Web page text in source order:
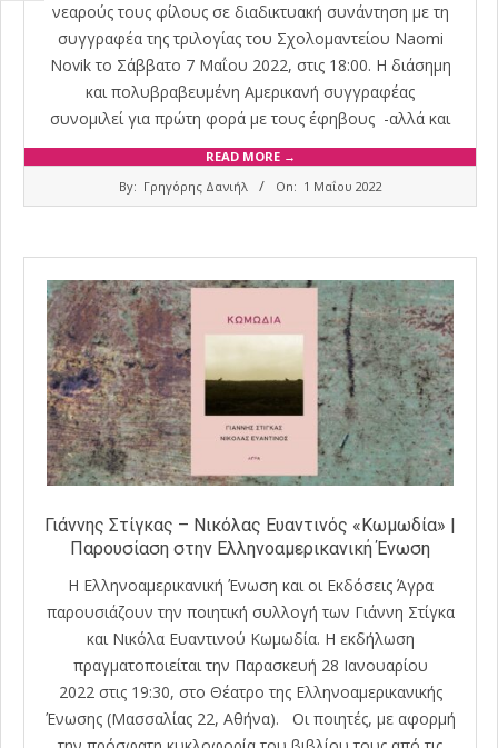
νεαρούς τους φίλους σε διαδικτυακή συνάντηση με τη
συγγραφέα της τριλογίας του Σχολομαντείου Naomi
Novik το Σάββατο 7 Μαΐου 2022, στις 18:00. Η διάσημη
και πολυβραβευμένη Αμερικανή συγγραφέας
συνομιλεί για πρώτη φορά με τους έφηβους -αλλά και
READ MORE →
By: Γρηγόρης Δανιήλ On: 1 Μαΐου 2022
Γιάννης Στίγκας – Νικόλας Ευαντινός «Κωμωδία» |
Παρουσίαση στην Ελληνοαμερικανική Ένωση
Η Ελληνοαμερικανική Ένωση και οι Εκδόσεις Άγρα
παρουσιάζουν την ποιητική συλλογή των Γιάννη Στίγκα
και Νικόλα Ευαντινού Κωμωδία. Η εκδήλωση
πραγματοποιείται την Παρασκευή 28 Ιανουαρίου
2022 στις 19:30, στο Θέατρο της Ελληνοαμερικανικής
Ένωσης (Μασσαλίας 22, Αθήνα). Οι ποιητές, με αφορμή